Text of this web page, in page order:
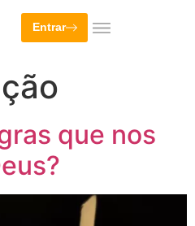
Entrar
que nos